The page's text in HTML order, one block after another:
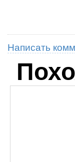
Написать